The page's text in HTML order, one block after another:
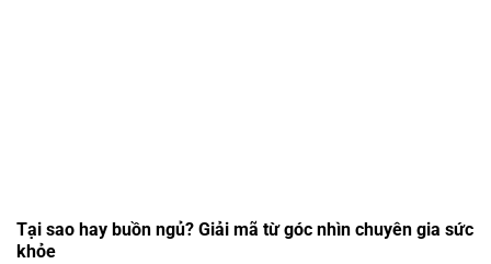
Tại sao hay buồn ngủ? Giải mã từ góc nhìn chuyên gia sức
khỏe